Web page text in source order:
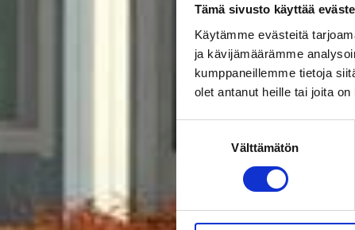
Tämä sivusto käyttää
Käytämme evästeitä
ja kävijämäärämme
kumppaneillemme tietoja
olet antanut heille tai joita
Välttämätön